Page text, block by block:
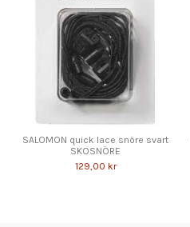
SALOMON quick lace snöre svart
SKOSNÖRE
129,00 kr